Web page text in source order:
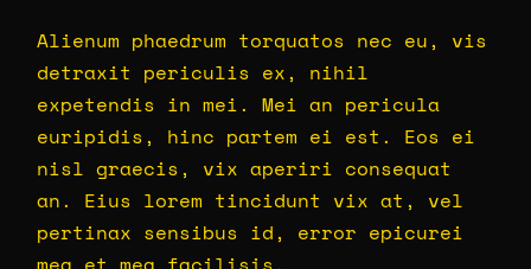
Alienum phaedrum torquatos nec eu, vis
detraxit periculis ex, nihil
expetendis in mei. Mei an pericula
euripidis, hinc partem ei est. Eos ei
nisl graecis, vix aperiri consequat
an. Eius lorem tincidunt vix at, vel
pertinax sensibus id, error epicurei